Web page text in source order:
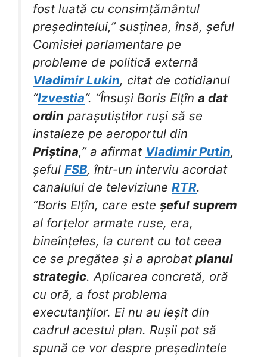
fost luată cu consimțământul
președintelui,” susținea, însă, șeful
Comisiei parlamentare pe
probleme de politică externă
Vladimir Lukin, citat de cotidianul
“Izvestia“. “Însuși Boris Elțîn a dat
ordin parașutiștilor ruși să se
instaleze pe aeroportul din
Priștina,” a afirmat Vladimir Putin,
șeful FSB, într-un interviu acordat
canalului de televiziune RTR.
“Boris Elțîn, care este șeful suprem
al forțelor armate ruse, era,
bineînțeles, la curent cu tot ceea
ce se pregătea și a aprobat planul
strategic. Aplicarea concretă, oră
cu oră, a fost problema
executanților. Ei nu au ieșit din
cadrul acestui plan. Rușii pot să
spună ce vor despre președintele